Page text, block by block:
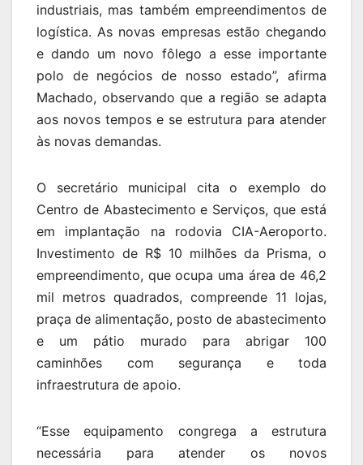
industriais, mas também empreendimentos de
logística. As novas empresas estão chegando
e dando um novo fôlego a esse importante
polo de negócios de nosso estado”, afirma
Machado, observando que a região se adapta
aos novos tempos e se estrutura para atender
às novas demandas.
O secretário municipal cita o exemplo do
Centro de Abastecimento e Serviços, que está
em implantação na rodovia CIA-Aeroporto.
Investimento de R$ 10 milhões da Prisma, o
empreendimento, que ocupa uma área de 46,2
mil metros quadrados, compreende 11 lojas,
praça de alimentação, posto de abastecimento
e um pátio murado para abrigar 100
caminhões com segurança e toda
infraestrutura de apoio.
“Esse equipamento congrega a estrutura
necessária para atender os novos